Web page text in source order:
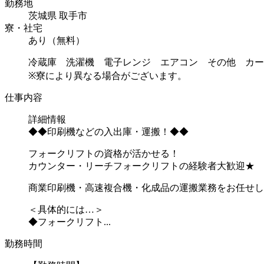
勤務地
茨城県 取手市
寮・社宅
あり（無料）
冷蔵庫 洗濯機 電子レンジ エアコン その他 カー
※寮により異なる場合がございます。
仕事内容
詳細情報
◆◆印刷機などの入出庫・運搬！◆◆
フォークリフトの資格が活かせる！
カウンター・リーチフォークリフトの経験者大歓迎★
商業印刷機・高速複合機・化成品の運搬業務をお任せし
＜具体的には…＞
◆フォークリフト...
勤務時間